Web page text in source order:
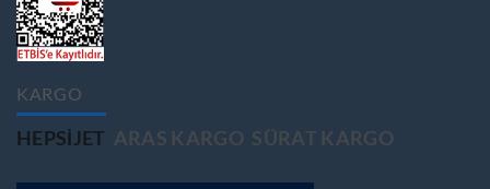
KARGO
HEPSIJET ARAS KARGO SÜRAT KARGO